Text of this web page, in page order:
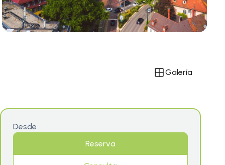
Galería
Desde
Reserva